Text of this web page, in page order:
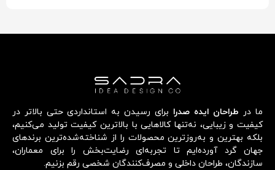
ما در طراحان ایده صدرا برای رسیدن به استانداردی حتی بالاتر در
کیفیت و زیبایی، نه‌تنها کالاهایی با بالاترین کیفیت تولید می‌کنیم،
بلکه بهترین و به‌روزترین محصولات را از شناخته‌شده‌ترین برندهای
جهان گرد آورده‌ایم تا تجربه‌ای رضایت‌بخش را برای معماران،
سازندگان، طراحان داخلی و مصرف‌کنندگان شخصی رقم بزنیم.